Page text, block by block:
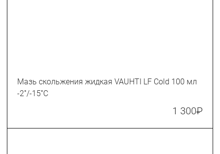
Мазь скольжения жидкая VAUHTI LF Cold 100 мл
-2˚/-15˚С
1 300₽